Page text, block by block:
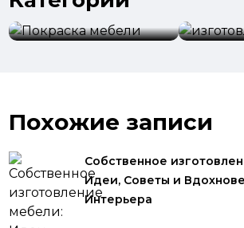
Покраска мебели
Похожие записи
Собственное
Идеи, Советы и
Интерьера